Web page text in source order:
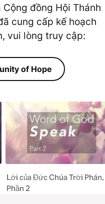
đồng Hội Thánh
cung cấp kế hoạch
vui lòng truy cập:
of Hope
Lời của Đức Chúa Trời Phán,
Phần 2